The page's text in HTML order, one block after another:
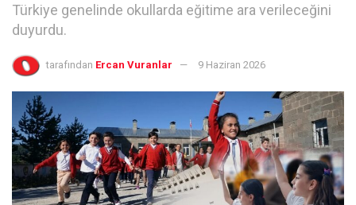
Türkiye genelinde okullarda eğitime ara verileceğini
duyurdu.
tarafından Ercan Vuranlar 9 Haziran 2026